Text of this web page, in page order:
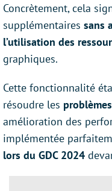
Concrètement, cela
supplémentaires sans
l’utilisation des
graphiques.
Cette fonctionnalité
résoudre les
amélioration des
implémentée
lors du GDC 2024